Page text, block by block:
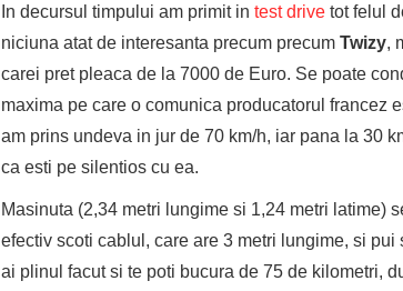
In decursul timpului am primit in test drive tot felul
niciuna atat de interesanta precum precum Twizy,
carei pret pleaca de la 7000 de Euro. Se poate
maxima pe care o comunica producatorul francez
am prins undeva in jur de 70 km/h, iar pana la 30
ca esti pe silentios cu ea.
Masinuta (2,34 metri lungime si 1,24 metri latime)
efectiv scoti cablul, care are 3 metri lungime, si
ai plinul facut si te poti bucura de 75 de kilometri,